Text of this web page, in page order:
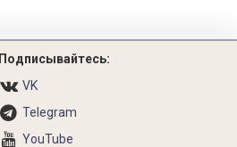
Подписывайтесь:
VK
Telegram
YouTube